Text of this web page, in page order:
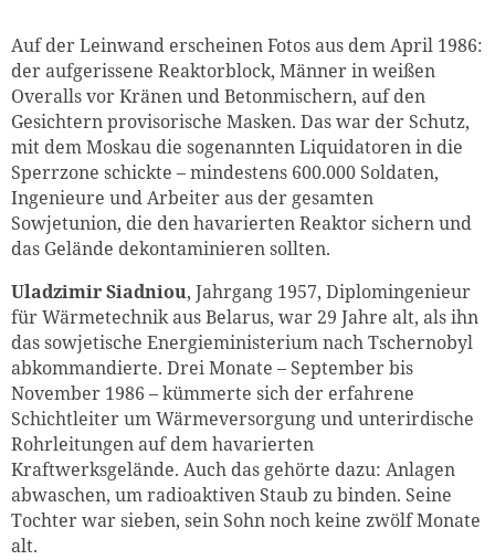
Auf der Leinwand erscheinen Fotos aus dem April 1986:
der aufgerissene Reaktorblock, Männer in weißen
Overalls vor Kränen und Betonmischern, auf den
Gesichtern provisorische Masken. Das war der Schutz,
mit dem Moskau die sogenannten Liquidatoren in die
Sperrzone schickte – mindestens 600.000 Soldaten,
Ingenieure und Arbeiter aus der gesamten
Sowjetunion, die den havarierten Reaktor sichern und
das Gelände dekontaminieren sollten.
Uladzimir Siadniou, Jahrgang 1957, Diplomingenieur
für Wärmetechnik aus Belarus, war 29 Jahre alt, als ihn
das sowjetische Energieministerium nach Tschernobyl
abkommandierte. Drei Monate – September bis
November 1986 – kümmerte sich der erfahrene
Schichtleiter um Wärmeversorgung und unterirdische
Rohrleitungen auf dem havarierten
Kraftwerksgelände. Auch das gehörte dazu: Anlagen
abwaschen, um radioaktiven Staub zu binden. Seine
Tochter war sieben, sein Sohn noch keine zwölf Monate
alt.